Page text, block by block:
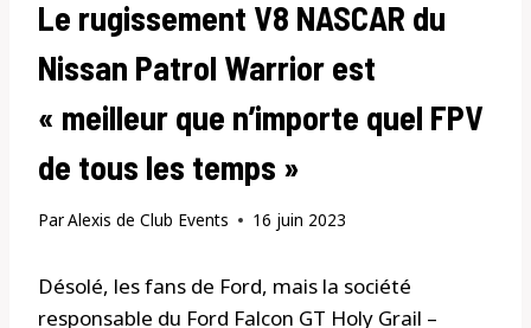
Le rugissement V8 NASCAR du
Nissan Patrol Warrior est
« meilleur que n’importe quel FPV
de tous les temps »
ParAlexis de Club Events 16 juin 2023
Désolé, les fans de Ford, mais la société
responsable du Ford Falcon GT Holy Grail –